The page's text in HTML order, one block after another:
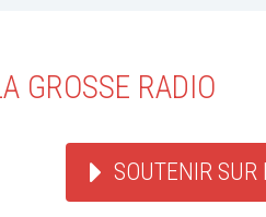
GROSSE RADIO
SOUTENIR SUR